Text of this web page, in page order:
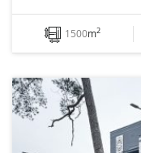
1500m2